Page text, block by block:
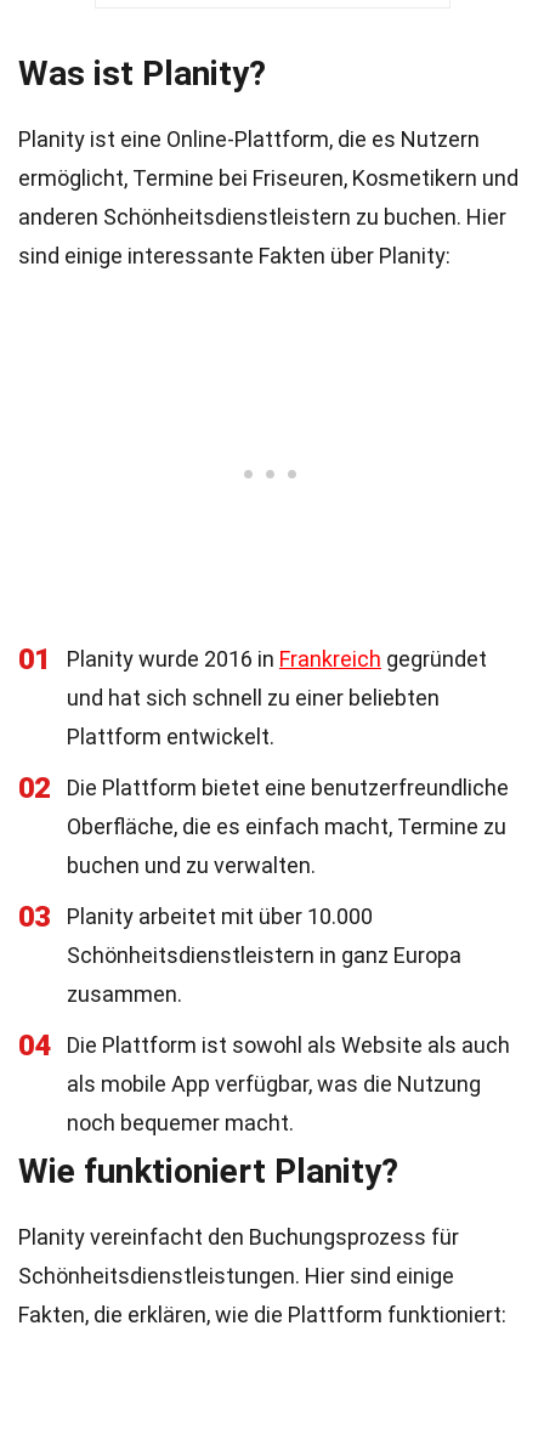
Was ist Planity?
Planity ist eine Online-Plattform, die es Nutzern
ermöglicht, Termine bei Friseuren, Kosmetikern und
anderen Schönheitsdienstleistern zu buchen. Hier
sind einige interessante Fakten über Planity:
01 Planity wurde 2016 in Frankreich gegründet
und hat sich schnell zu einer beliebten
Plattform entwickelt.
02
Die Plattform bietet eine benutzerfreundliche
Oberfläche, die es einfach macht, Termine zu
buchen und zu verwalten.
03
Planity arbeitet mit über 10.000
Schönheitsdienstleistern in ganz Europa
zusammen.
04
Die Plattform ist sowohl als Website als auch
als mobile App verfügbar, was die Nutzung
noch bequemer macht.
Wie funktioniert Planity?
Planity vereinfacht den Buchungsprozess für
Schönheitsdienstleistungen. Hier sind einige
Fakten, die erklären, wie die Plattform funktioniert: